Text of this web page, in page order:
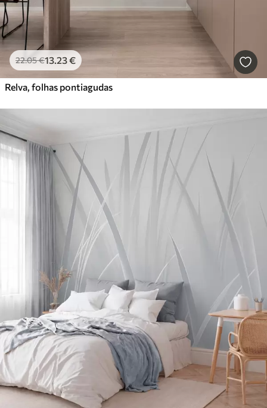
22.05€13.23€
Relva, folhas pontiagudas